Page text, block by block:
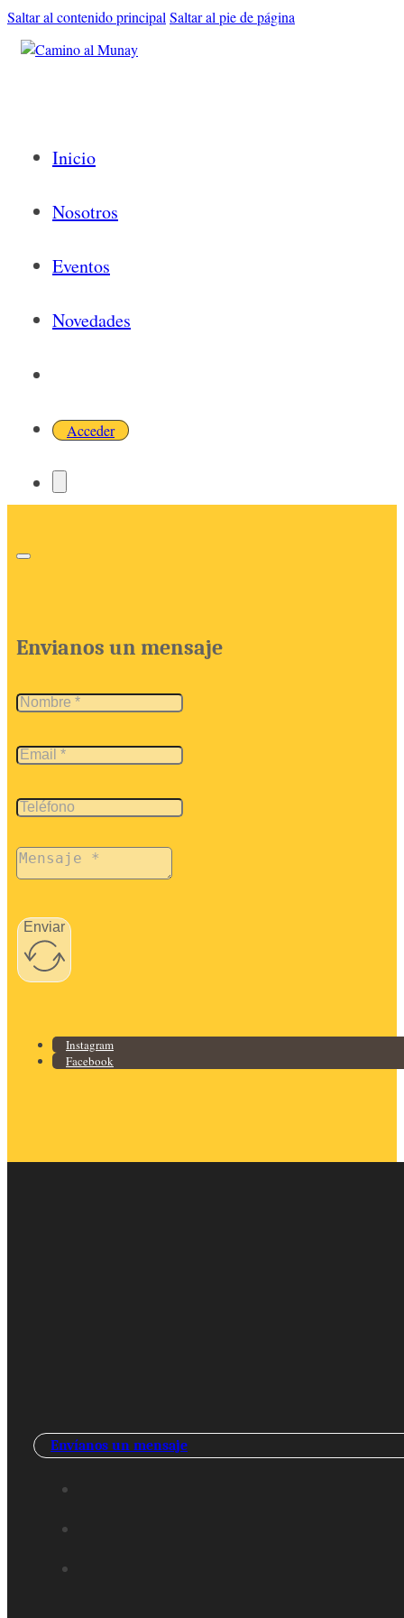
Saltar al contenido principal Saltar al pie de página
Inicio
Nosotros
Eventos
Novedades
Acceder
Envianos un mensaje
Enviar
Instagram
Facebook
Envíanos un mensaje